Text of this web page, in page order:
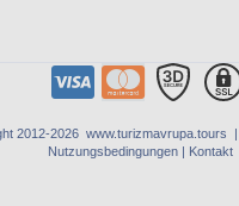
2012-2026 www.turizmavrupa.tours |
Nutzungsbedingungen| Kontakt